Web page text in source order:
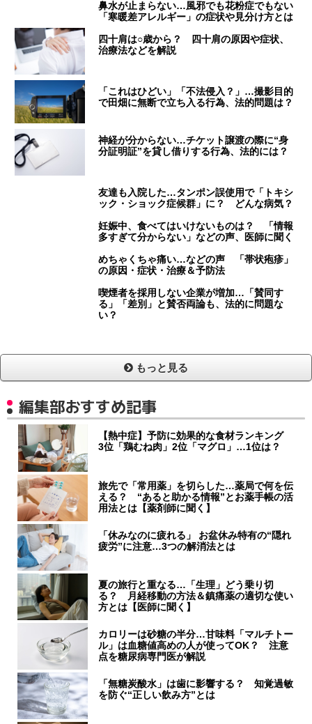
鼻水が止まらない…風邪でも花粉症でもない
「寒暖差アレルギー」の症状や見分け方とは
四十肩は○歳から？ 四十肩の原因や症状、
治療法などを解説
「これはひどい」「不法侵入？」…撮影目的
で田畑に無断で立ち入る行為、法的問題は？
神経が分からない…チケット譲渡の際に“身
分証明証”を貸し借りする行為、法的には？
友達も入院した…タンポン誤使用で「トキシ
ック・ショック症候群」に？ どんな病気？
妊娠中、食べてはいけないものは？ 「情報
多すぎて分からない」などの声、医師に聞く
めちゃくちゃ痛い…などの声 「帯状疱疹」
の原因・症状・治療＆予防法
喫煙者を採用しない企業が増加…「賛同す
る」「差別」と賛否両論も、法的に問題な
い？
もっと見る
編集部おすすめ記事
【熱中症】予防に効果的な食材ランキング
3位「鶏むね肉」2位「マグロ」…1位は？
旅先で「常用薬」を切らした…薬局で何を伝
える？ “あると助かる情報”とお薬手帳の活
用法とは【薬剤師に聞く】
「休みなのに疲れる」 お盆休み特有の“隠れ
疲労”に注意…3つの解消法とは
夏の旅行と重なる…「生理」どう乗り切
る？ 月経移動の方法＆鎮痛薬の適切な使い
方とは【医師に聞く】
カロリーは砂糖の半分…甘味料「マルチトー
ル」は血糖値高めの人が使ってOK？ 注意
点を糖尿病専門医が解説
「無糖炭酸水」は歯に影響する？ 知覚過敏
を防ぐ“正しい飲み方”とは